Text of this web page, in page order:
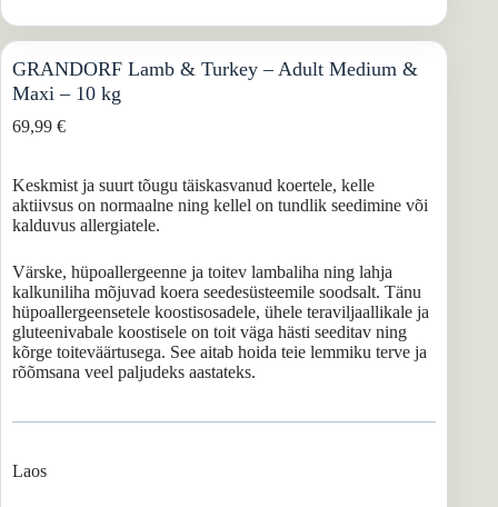
GRANDORF Lamb & Turkey – Adult Medium &
Maxi – 10 kg
69,99 €
Keskmist ja suurt tõugu täiskasvanud koertele, kelle
aktiivsus on normaalne ning kellel on tundlik seedimine või
kalduvus allergiatele.
Värske, hüpoallergeenne ja toitev lambaliha ning lahja
kalkuniliha mõjuvad koera seedesüsteemile soodsalt. Tänu
hüpoallergeensetele koostisosadele, ühele teraviljaallikale ja
gluteenivabale koostisele on toit väga hästi seeditav ning
kõrge toiteväärtusega. See aitab hoida teie lemmiku terve ja
rõõmsana veel paljudeks aastateks.
Laos